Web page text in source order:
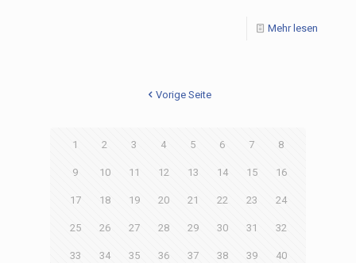
Mehr lesen
Vorige Seite
1 2 3 4 5 6 7 8
9 10 11 12 13 14 15 16
17 18 19 20 21 22 23 24
25 26 27 28 29 30 31 32
33 34 35 36 37 38 39 40